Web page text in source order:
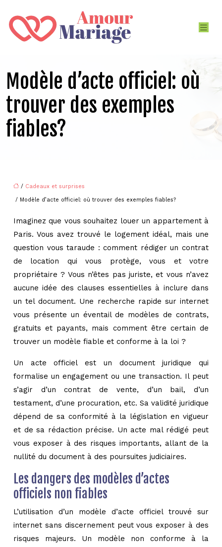
Modèle d’acte officiel: où
trouver des exemples
fiables?
/ Cadeaux et surprises
/ Modèle d’acte officiel: où trouver des exemples fiables?
Imaginez que vous souhaitez louer un appartement à
Paris. Vous avez trouvé le logement idéal, mais une
question vous taraude : comment rédiger un contrat
de location qui vous protège, vous et votre
propriétaire ? Vous n’êtes pas juriste, et vous n’avez
aucune idée des clauses essentielles à inclure dans
un tel document. Une recherche rapide sur internet
vous présente un éventail de modèles de contrats,
gratuits et payants, mais comment être certain de
trouver un modèle fiable et conforme à la loi ?
Un acte officiel est un document juridique qui
formalise un engagement ou une transaction. Il peut
s’agir d’un contrat de vente, d’un bail, d’un
testament, d’une procuration, etc. Sa validité juridique
dépend de sa conformité à la législation en vigueur
et de sa rédaction précise. Un acte mal rédigé peut
vous exposer à des risques importants, allant de la
nullité du document à des poursuites judiciaires.
Les dangers des modèles d’actes
officiels non fiables
L’utilisation d’un modèle d’acte officiel trouvé sur
internet sans discernement peut vous exposer à des
risques majeurs. Un modèle non conforme à la